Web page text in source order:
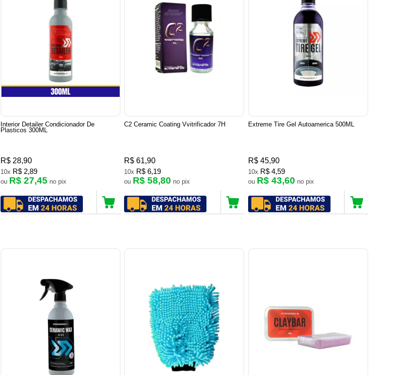
Interior Detailer Condicionador De
Plasticos 300ML
R$ 28,90
10x R$ 2,89
ou R$ 27,45 no pix
C2 Ceramic Coating Vvitrificador 7H
R$ 61,90
10x R$ 6,19
ou R$ 58,80 no pix
Extreme Tire Gel Autoamerica 500ML
R$ 45,90
10x R$ 4,59
ou R$ 43,60 no pix